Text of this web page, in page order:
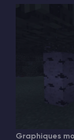
Graphiques